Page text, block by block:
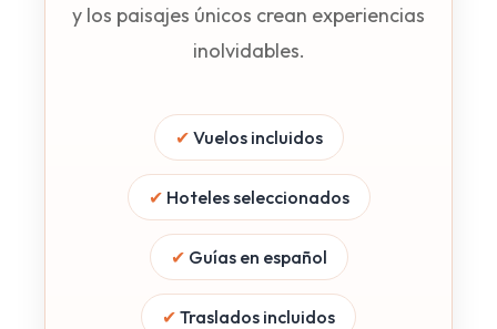
y los paisajes únicos crean experiencias
inolvidables.
✔ Vuelos incluidos
✔ Hoteles seleccionados
✔ Guías en español
✔ Traslados incluidos